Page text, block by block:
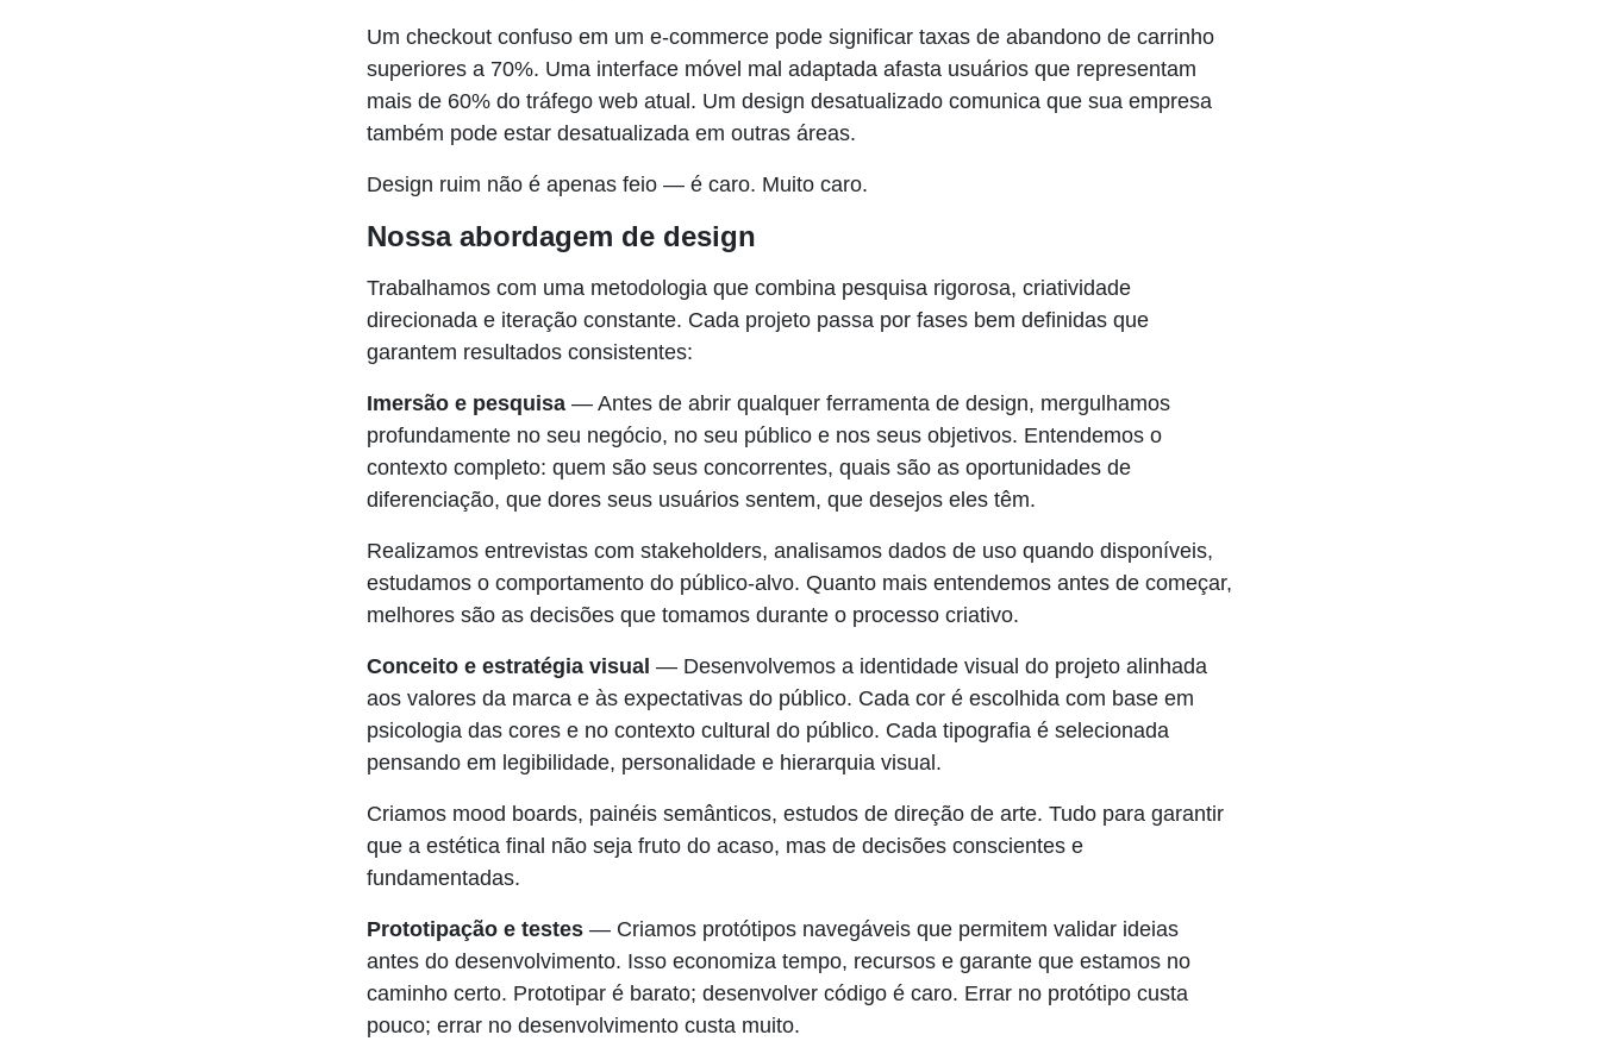
Um checkout confuso em um e-commerce pode significar taxas de abandono de carrinho
superiores a 70%. Uma interface móvel mal adaptada afasta usuários que representam
mais de 60% do tráfego web atual. Um design desatualizado comunica que sua empresa
também pode estar desatualizada em outras áreas.
Design ruim não é apenas feio — é caro. Muito caro.
Nossa abordagem de design
Trabalhamos com uma metodologia que combina pesquisa rigorosa, criatividade
direcionada e iteração constante. Cada projeto passa por fases bem definidas que
garantem resultados consistentes:
Imersão e pesquisa — Antes de abrir qualquer ferramenta de design, mergulhamos
profundamente no seu negócio, no seu público e nos seus objetivos. Entendemos o
contexto completo: quem são seus concorrentes, quais são as oportunidades de
diferenciação, que dores seus usuários sentem, que desejos eles têm.
Realizamos entrevistas com stakeholders, analisamos dados de uso quando disponíveis,
estudamos o comportamento do público-alvo. Quanto mais entendemos antes de começar,
melhores são as decisões que tomamos durante o processo criativo.
Conceito e estratégia visual — Desenvolvemos a identidade visual do projeto alinhada
aos valores da marca e às expectativas do público. Cada cor é escolhida com base em
psicologia das cores e no contexto cultural do público. Cada tipografia é selecionada
pensando em legibilidade, personalidade e hierarquia visual.
Criamos mood boards, painéis semânticos, estudos de direção de arte. Tudo para garantir
que a estética final não seja fruto do acaso, mas de decisões conscientes e
fundamentadas.
Prototipação e testes — Criamos protótipos navegáveis que permitem validar ideias
antes do desenvolvimento. Isso economiza tempo, recursos e garante que estamos no
caminho certo. Prototipar é barato; desenvolver código é caro. Errar no protótipo custa
pouco; errar no desenvolvimento custa muito.